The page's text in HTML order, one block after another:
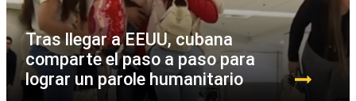
Tras llegar a EEUU, cubana
comparte el paso a paso para
lograr un parole humanitario